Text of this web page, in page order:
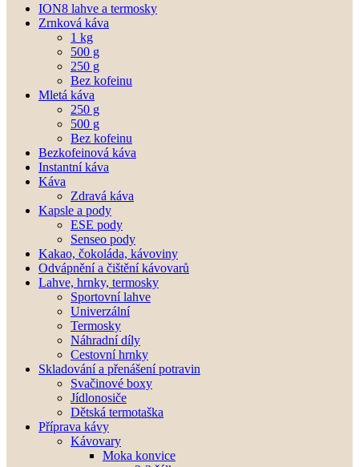
ION8 lahve a termosky
Zrnková káva
1 kg
500 g
250 g
Bez kofeinu
Mletá káva
250 g
500 g
Bez kofeinu
Bezkofeinová káva
Instantní káva
Káva
Zdravá káva
Kapsle a pody
ESE pody
Senseo pody
Kakao, čokoláda, kávoviny
Odvápnění a čištění kávovarů
Lahve, hrnky, termosky
Sportovní lahve
Univerzální
Termosky
Náhradní díly
Cestovní hrnky
Skladování a přenášení potravin
Svačinové boxy
Jídlonosiče
Dětská termotaška
Příprava kávy
Kávovary
Moka konvice